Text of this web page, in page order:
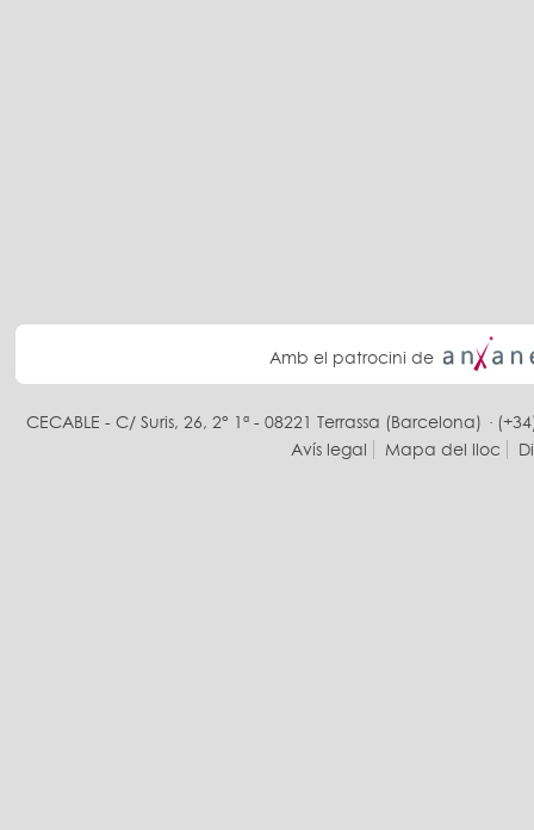
Amb el patrocini de
CECABLE - C/ Suris, 26, 2° 1ª - 08221 Terrassa (Barcelona) ·
Avís legal
Mapa del lloc